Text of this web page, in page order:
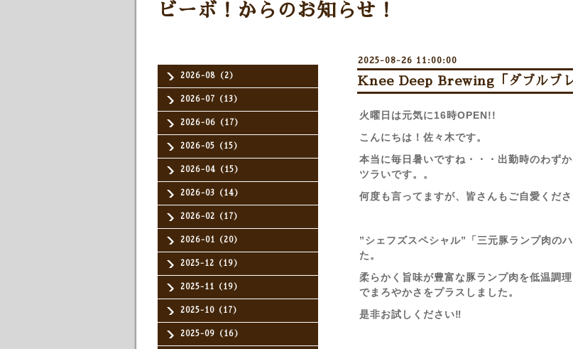
2026-08（2）
2026-07（13）
2026-06（17）
2026-05（15）
2026-04（15）
2026-03（14）
2026-02（17）
2026-01（20）
2025-12（19）
2025-11（19）
2025-10（17）
2025-09（16）
ビーボ！からのお知らせ！
2025-08-26 11:00:00
Knee Deep Brewing「ダブルブ
火曜日は元気に16時OPEN!!
こんにちは！佐々木です。
本当に毎日暑いですね・・・出勤時のわず
ツラいです。。
何度も言ってますが、皆さんもご自愛くださ
”シェフズスペシャル”「三元豚ランプ肉の
た。
柔らかく旨味が豊富な豚ランプ肉を低温調
でまろやかさをプラスしました。
是非お試しください‼